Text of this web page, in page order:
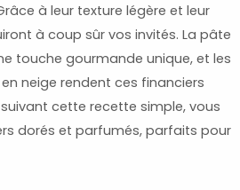
à leur texture légère et leur
à coup sûr vos invités. La pâte
touche gourmande unique, et les
neige rendent ces financiers
cette recette simple, vous
dorés et parfumés, parfaits pour